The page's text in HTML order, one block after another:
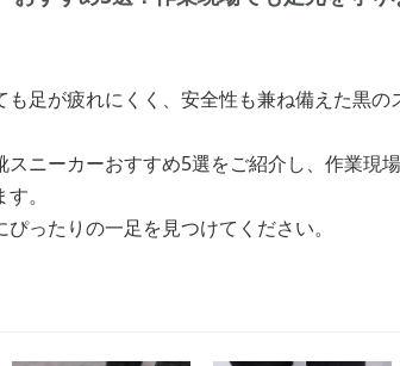
足が疲れにくく、安全性も兼ね備えた黒
スニーカーおすすめ5選をご紹介し、作業現
。
ったりの一足を見つけてください。